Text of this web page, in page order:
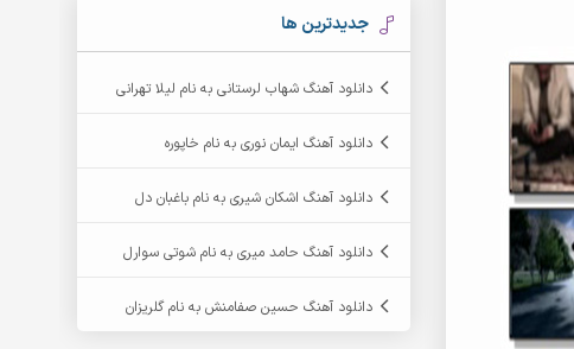
جدیدترین ها
دانلود آهنگ شهاب لرستانی به نام لیلا تهرانی
دانلود آهنگ ایمان نوری به نام خاپوره
دانلود آهنگ اشکان شیری به نام باغبان دل
دانلود آهنگ حامد میری به نام شوتی سوارل
دانلود آهنگ حسین صفامنش به نام گلریزان